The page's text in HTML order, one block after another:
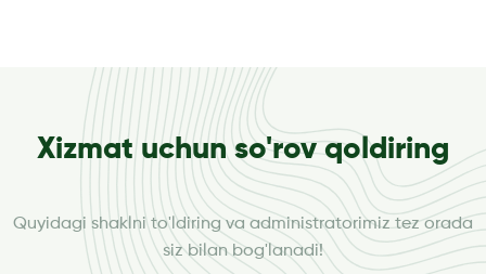
Xizmat uchun so'rov qoldiring
Quyidagi shaklni to'ldiring va administratorimiz tez orada
siz bilan bog'lanadi!